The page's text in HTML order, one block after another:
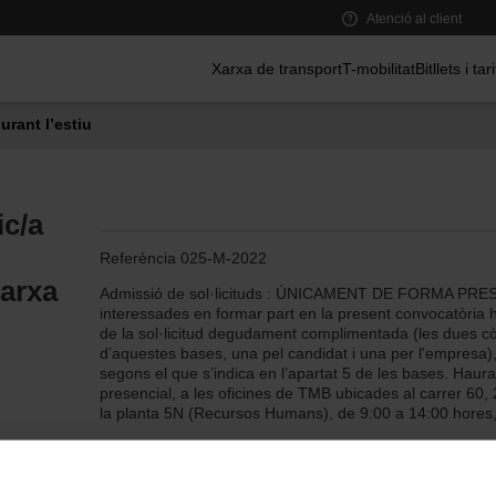
Atenció al client
Xarxa de transportT-mobilitatBitllets i
l’estiu
a
Referència 025-M-2022
Admissió de sol·licituds : ÚNICAMENT DE FORMA
interessades en formar part en la present convocatòria
de la sol·licitud degudament complimentada (les dues
d’aquestes bases, una pel candidat i una per
segons el que s’indica en l’apartat 5 de les bases.
presencial, a les oficines de TMB ubicades al carrer
la planta 5N (Recursos Humans), de 9:00 a 14:00
cobertura, amb caràcter indefinit, de 2 places de
Xarxa de Metro amb categoria de Tècnic agregat G,